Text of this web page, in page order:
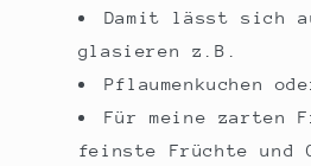
Damit lässt sich
glasieren z.B.
Pflaumenkuchen
Für meine zarten
feinste Früchte und